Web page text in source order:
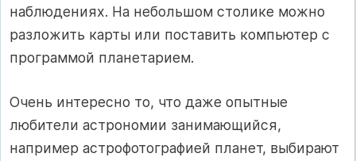
наблюдениях. На небольшом столике можно
разложить карты или поставить компьютер с
программой планетарием.
Очень интересно то, что даже опытные
любители астрономии занимающийся,
например астрофотографией планет, выбирают